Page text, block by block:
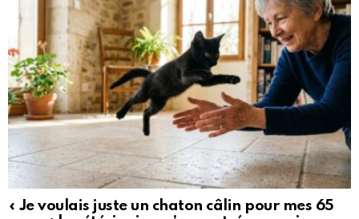
« Je voulais juste un chaton câlin pour mes 65